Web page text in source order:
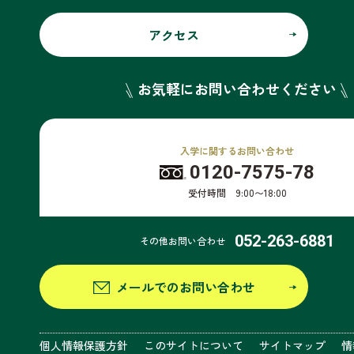
アクセス
お気軽にお問い合わせください
入学に関するお問い合わせ
0120-7575-78
受付時間 9:00〜18:00
その他お問い合わせ 052-263-6881
メールでのお問い合わせ
個人情報保護方針 このサイトについて サイトマップ